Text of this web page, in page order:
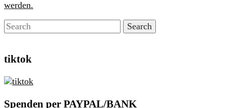
werden.
tiktok
Spenden per PAYPAL/BANK